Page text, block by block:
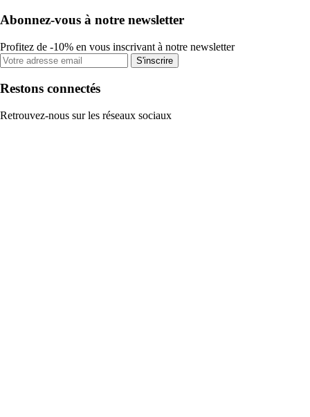
Abonnez-vous à notre newsletter
Profitez de -10% en vous inscrivant à notre newsletter
S'inscrire
Restons connectés
Retrouvez-nous sur les réseaux sociaux